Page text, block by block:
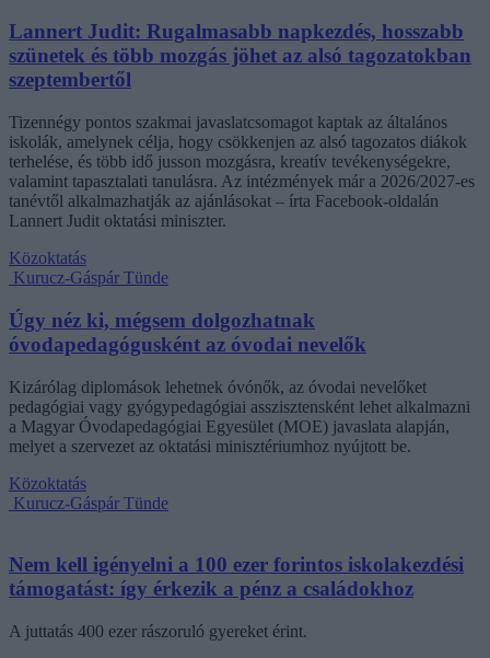
Lannert Judit: Rugalmasabb napkezdés, hosszabb
szünetek és több mozgás jöhet az alsó tagozatokban
szeptembertől
Tizennégy pontos szakmai javaslatcsomagot kaptak az általános
iskolák, amelynek célja, hogy csökkenjen az alsó tagozatos diákok
terhelése, és több idő jusson mozgásra, kreatív tevékenységekre,
valamint tapasztalati tanulásra. Az intézmények már a 2026/2027-es
tanévtől alkalmazhatják az ajánlásokat – írta Facebook-oldalán
Lannert Judit oktatási miniszter.
Közoktatás
Kurucz-Gáspár Tünde
Úgy néz ki, mégsem dolgozhatnak
óvodapedagógusként az óvodai nevelők
Kizárólag diplomások lehetnek óvónők, az óvodai nevelőket
pedagógiai vagy gyógypedagógiai asszisztensként lehet alkalmazni
a Magyar Óvodapedagógiai Egyesület (MOE) javaslata alapján,
melyet a szervezet az oktatási minisztériumhoz nyújtott be.
Közoktatás
Kurucz-Gáspár Tünde
Nem kell igényelni a 100 ezer forintos iskolakezdési
támogatást: így érkezik a pénz a családokhoz
A juttatás 400 ezer rászoruló gyereket érint.